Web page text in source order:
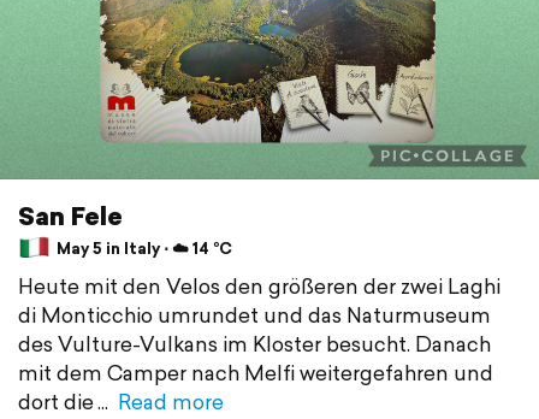
San Fele
May 5 in Italy ⋅ ☁️ 14 °C
Heute mit den Velos den größeren der zwei Laghi
di Monticchio umrundet und das Naturmuseum
des Vulture-Vulkans im Kloster besucht. Danach
mit dem Camper nach Melfi weitergefahren und
dort die
Read more